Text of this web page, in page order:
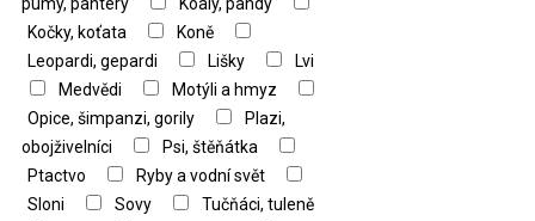
Kočky, koťata
Koně
Leopardi, gepardi
Lišky
Lvi
Medvědi
Motýli a hmyz
Opice, šimpanzi, gorily
Plazi,
obojživelníci
Psi, štěňátka
Ptactvo
Ryby a vodní svět
Sloni
Sovy
Tučňáci, tuleně